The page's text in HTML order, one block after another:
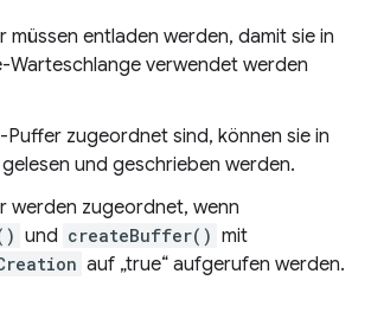
müssen entladen werden, damit sie in
Warteschlange verwendet werden
Puffer zugeordnet sind, können sie in
und geschrieben werden.
werden zugeordnet, wenn
und createBuffer() mit
auf „true“ aufgerufen werden.